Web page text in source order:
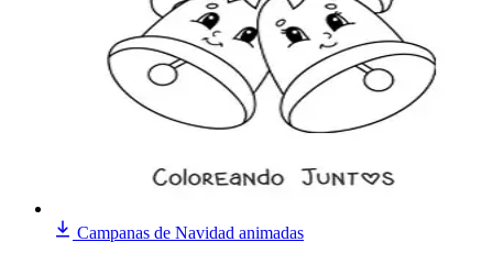
Campanas de Navidad animadas